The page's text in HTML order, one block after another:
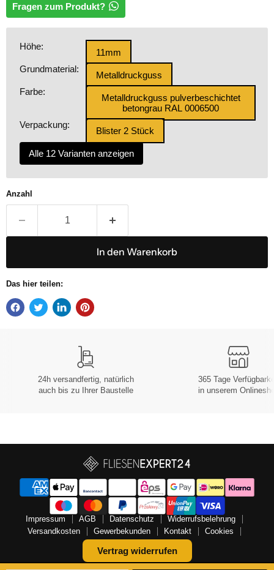
Fragen zum Produkt?
Höhe:
11mm
Grundmaterial:
Metalldruckguss
Farbe:
Metalldruckguss pulverbeschichtet
betongrau RAL 0006500
Verpackung:
Blister 2 Stück
Alle 12 Varianten anzeigen
Anzahl
In den Warenkorb
Das hier teilen:
24h versandfertig, natürlich
auch bis zu Ihrer Baustelle
365 Tage
in unserem
Impressum AGB Datenschutz
Widerrufsbelehrung
Versandkosten
Gewerbekunden Kontakt Cookies
Vertrag widerrufen